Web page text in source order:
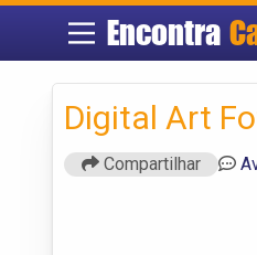
Encontra
Digital Art
Compartilhar